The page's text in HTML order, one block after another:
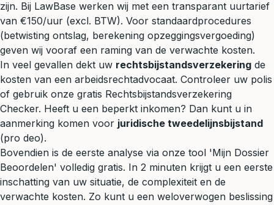
zijn. Bij LawBase werken wij met een transparant uurtarief
van €150/uur (excl. BTW). Voor standaardprocedures
(betwisting ontslag, berekening opzeggingsvergoeding)
geven wij vooraf een raming van de verwachte kosten.
In veel gevallen dekt uw rechtsbijstandsverzekering de
kosten van een arbeidsrechtadvocaat. Controleer uw polis
of gebruik onze gratis Rechtsbijstandsverzekering
Checker. Heeft u een beperkt inkomen? Dan kunt u in
aanmerking komen voor juridische tweedelijnsbijstand
(pro deo).
Bovendien is de eerste analyse via onze tool 'Mijn Dossier
Beoordelen' volledig gratis. In 2 minuten krijgt u een eerste
inschatting van uw situatie, de complexiteit en de
verwachte kosten. Zo kunt u een weloverwogen beslissing